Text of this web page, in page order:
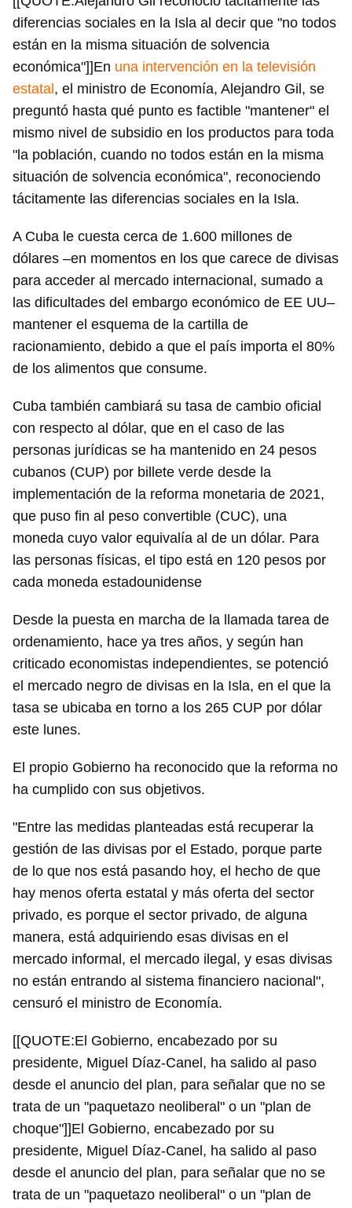
diferencias sociales en la Isla al decir que "no todos
están en la misma situación de solvencia
económica"]]En una intervención en la televisión
estatal , el ministro de Economía, Alejandro Gil, se
preguntó hasta qué punto es factible "mantener" el
mismo nivel de subsidio en los productos para toda
"la población, cuando no todos están en la misma
situación de solvencia económica", reconociendo
tácitamente las diferencias sociales en la Isla.
A Cuba le cuesta cerca de 1.600 millones de
dólares –en momentos en los que carece de divisas
para acceder al mercado internacional, sumado a
las dificultades del embargo económico de EE UU–
mantener el esquema de la cartilla de
racionamiento, debido a que el país importa el 80%
de los alimentos que consume.
Cuba también cambiará su tasa de cambio oficial
con respecto al dólar, que en el caso de las
personas jurídicas se ha mantenido en 24 pesos
cubanos (CUP) por billete verde desde la
implementación de la reforma monetaria de 2021,
que puso fin al peso convertible (CUC), una
moneda cuyo valor equivalía al de un dólar. Para
las personas físicas, el tipo está en 120 pesos por
cada moneda estadounidense
Desde la puesta en marcha de la llamada tarea de
ordenamiento, hace ya tres años, y según han
criticado economistas independientes, se potenció
el mercado negro de divisas en la Isla, en el que la
tasa se ubicaba en torno a los 265 CUP por dólar
este lunes.
El propio Gobierno ha reconocido que la reforma no
ha cumplido con sus objetivos.
"Entre las medidas planteadas está recuperar la
gestión de las divisas por el Estado, porque parte
de lo que nos está pasando hoy, el hecho de que
hay menos oferta estatal y más oferta del sector
privado, es porque el sector privado, de alguna
manera, está adquiriendo esas divisas en el
mercado informal, el mercado ilegal, y esas divisas
no están entrando al sistema financiero nacional",
censuró el ministro de Economía.
[[QUOTE:El Gobierno, encabezado por su
presidente, Miguel Díaz-Canel, ha salido al paso
desde el anuncio del plan, para señalar que no se
trata de un "paquetazo neoliberal" o un "plan de
choque"]]El Gobierno, encabezado por su
presidente, Miguel Díaz-Canel, ha salido al paso
desde el anuncio del plan, para señalar que no se
trata de un "paquetazo neoliberal" o un "plan de